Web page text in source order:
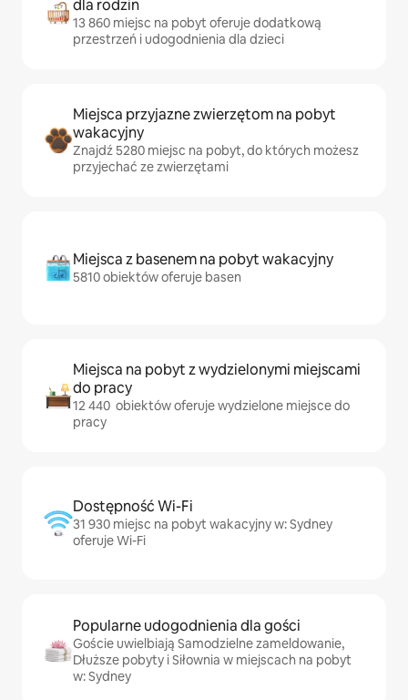
dla rodzin
13 860 miejsc na pobyt oferuje dodatkową
przestrzeń i udogodnienia dla dzieci
Miejsca przyjazne zwierzętom na pobyt
wakacyjny
Znajdź 5280 miejsc na pobyt, do których możesz
przyjechać ze zwierzętami
Miejsca z basenem na pobyt wakacyjny
5810 obiektów oferuje basen
Miejsca na pobyt z wydzielonymi miejscami
do pracy
12 440 obiektów oferuje wydzielone miejsce do
pracy
Dostępność Wi-Fi
31 930 miejsc na pobyt wakacyjny w: Sydney
oferuje Wi-Fi
Popularne udogodnienia dla gości
Goście uwielbiają Samodzielne zameldowanie,
Dłuższe pobyty i Siłownia w miejscach na pobyt
w: Sydney